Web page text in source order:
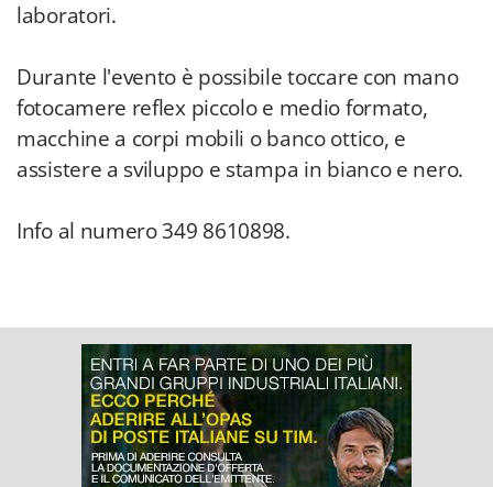
laboratori.
Durante l'evento è possibile toccare con mano
fotocamere reflex piccolo e medio formato,
macchine a corpi mobili o banco ottico, e
assistere a sviluppo e stampa in bianco e nero.
Info al numero 349 8610898.